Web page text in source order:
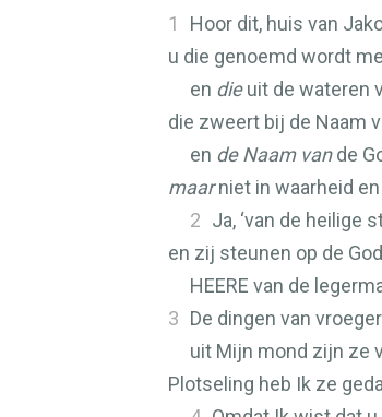
1
Hoor dit, huis van
u die genoemd wordt
en dieuit de wateren
die zweert bij de Naam
en de Naam vande
maarniet in waarheid
2 Ja, ‘van de heilige
en zij steunen op de
HEERE van de
3 De dingen van
uit Mijn mond zijn ze
Plotseling heb Ik ze